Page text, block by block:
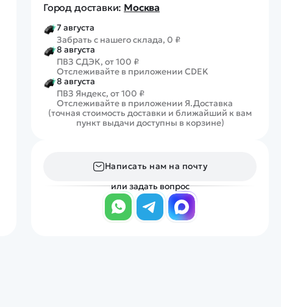
Город доставки: Москва
7 августа
Забрать с нашего склада, 0 ₽
8 августа
ПВЗ СДЭК, от 100 ₽
Отслеживайте в приложении CDEK
8 августа
ПВЗ Яндекс, от 100 ₽
Отслеживайте в приложении Я.Доставка
(точная стоимость доставки и ближайший к вам
пункт выдачи доступны в корзине)
Написать нам на почту
или задать вопрос